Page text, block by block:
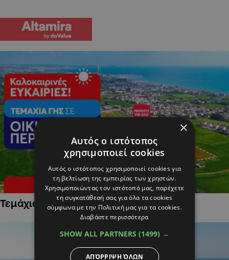
Τεμάχια Γης σε Οικιστικές Περιοχές
×
Αυτός ο ιστότοπος
χρησιμοποιεί cookies
Αυτός ο ιστότοπος χρησιμοποιεί cookies για
τη βελτίωση της εμπειρίας των χρηστών.
Χρησιμοποιώντας τον ιστότοπό μας, παρέχετε
τη συγκατάθεσή σας για όλα τα cookies
σύμφωνα με την Πολιτική μας για τα cookies.
Διαβάστε περισσότερα
SHOW ALL PARTNERS (1499) →
ΑΠΌΡΡΙΨΗ ΌΛΩΝ